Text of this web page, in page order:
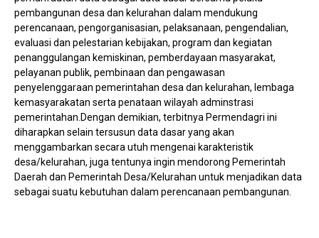
pembangunan desa dan kelurahan dalam mendukung
perencanaan, pengorganisasian, pelaksanaan, pengendalian,
evaluasi dan pelestarian kebijakan, program dan kegiatan
penanggulangan kemiskinan, pemberdayaan masyarakat,
pelayanan publik, pembinaan dan pengawasan
penyelenggaraan pemerintahan desa dan kelurahan, lembaga
kemasyarakatan serta penataan wilayah adminstrasi
pemerintahan.Dengan demikian, terbitnya Permendagri ini
diharapkan selain tersusun data dasar yang akan
menggambarkan secara utuh mengenai karakteristik
desa/kelurahan, juga tentunya ingin mendorong Pemerintah
Daerah dan Pemerintah Desa/Kelurahan untuk menjadikan data
sebagai suatu kebutuhan dalam perencanaan pembangunan.